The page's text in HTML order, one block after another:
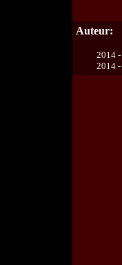
Auteur:
2014 -
2014 -